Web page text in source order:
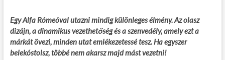
Egy Alfa Rómeóval utazni mindig különleges élmény. Az olasz
dizájn, a dinamikus vezethetőség és a szenvedély, amely ezt a
márkát övezi, minden utat emlékezetessé tesz. Ha egyszer
belekóstolsz, többé nem akarsz majd mást vezetni!